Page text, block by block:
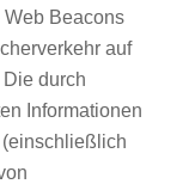
Beacons
auf
durch
Informationen